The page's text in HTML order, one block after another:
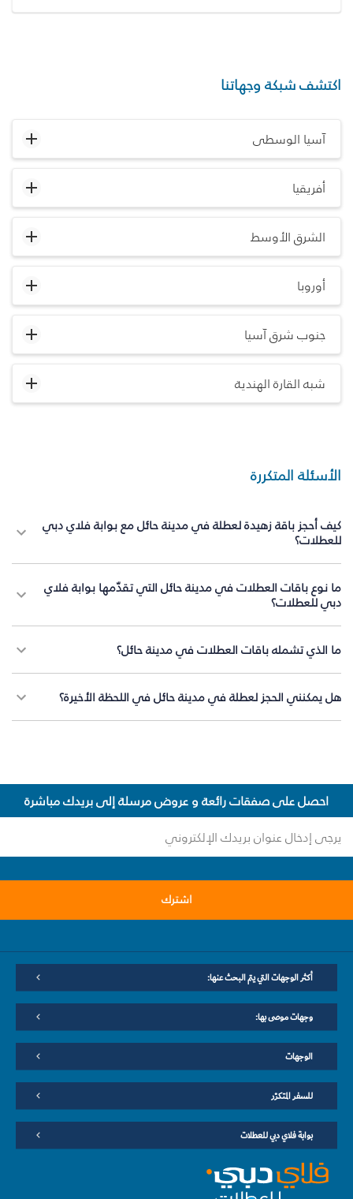
اكتشف شبكة وجهاتنا
آسيا الوسطى
أفريقيا
الشرق الأوسط
أوروبا
جنوب شرق آسيا
شبه القارة الهندية
الأسئلة المتكررة
كيف أحجز باقة زهيدة لعطلة في مدينة حائل مع بوابة فلاي دبي
للعطلات؟
ما نوع باقات العطلات في مدينة حائل التي تقدّمها بوابة فلاي
دبي للعطلات؟
ما الذي تشمله باقات العطلات في مدينة حائل؟
هل يمكنني الحجز لعطلة في مدينة حائل في اللحظة الأخيرة؟
احصل على صفقات رائعة و عروض مرسلة إلى بريدك مباشرة
اشترك
أكثر الوجهات التي يتم البحث عنها:
وجهات موصى بها:
الوجهات
للسفر المتكرّر
بوابة فلاي دبي للعطلات